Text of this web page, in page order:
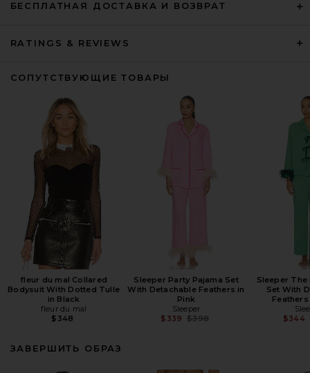
БЕСПЛАТНАЯ ДОСТАВКА И ВОЗВРАТ
RATINGS & REVIEWS
СОПУТСТВУЮЩИЕ ТОВАРЫ
fleur du mal Collared
Bodysuit With Dotted Tulle
in Black
fleur du mal
$348
Sleeper Party Pajama Set
With Detachable Feathers in
Pink
Sleeper
$339
Previous price:
$398
Sleeper The
Set With
$344
ЗАВЕРШИТЬ ОБРАЗ